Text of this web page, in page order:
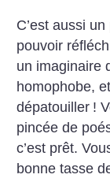
C’est aussi
pouvoir
un imaginaire
homophobe,
dépatouiller !
pincée de
c’est prêt.
bonne tasse